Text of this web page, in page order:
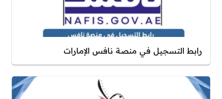
رابط التسجيل في منصة نافس الإمارات